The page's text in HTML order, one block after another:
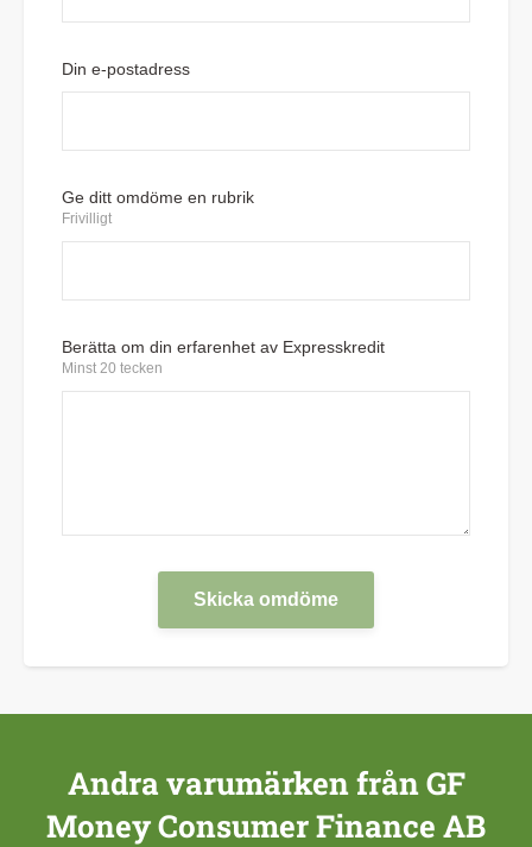
Din e-postadress
Ge ditt omdöme en rubrik
Frivilligt
Berätta om din erfarenhet av Expresskredit
Minst 20 tecken
Skicka omdöme
Andra varumärken från GF
Money Consumer Finance AB